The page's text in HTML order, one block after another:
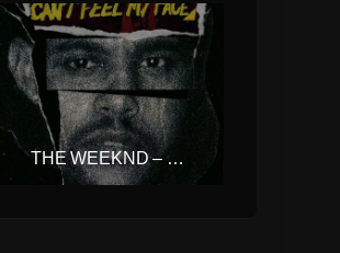
THE WEEKND – CAN’T FEEL MY FACE